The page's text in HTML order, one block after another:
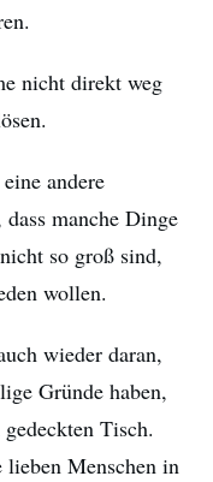
nicht direkt weg
andere
manche Dinge
so groß sind,
wollen.
wieder daran,
Gründe haben,
Tisch.
lieben Menschen in